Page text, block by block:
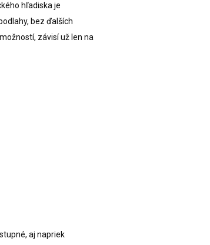
hľadiska je
bez ďalších
závisí už len na
aj napriek